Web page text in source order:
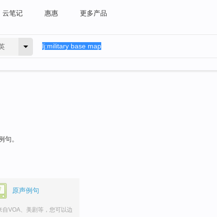
云笔记 惠惠 更多产品
句。
原声例句
自VOA、美剧等，您可以边